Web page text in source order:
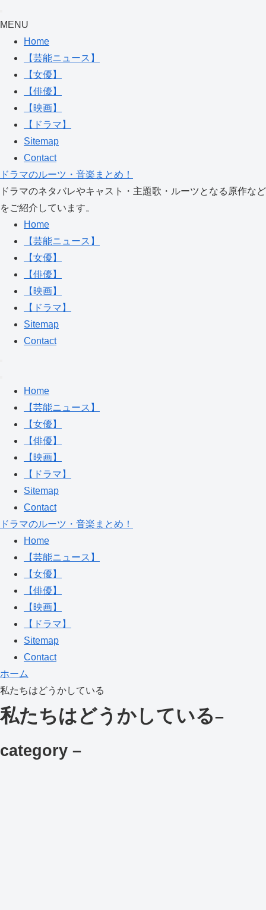
MENU
Home
【芸能ニュース】
【女優】
【俳優】
【映画】
【ドラマ】
Sitemap
Contact
ドラマのルーツ・音楽まとめ！
ドラマのネタバレやキャスト・主題歌・ルーツとなる原作など
をご紹介しています。
Home
【芸能ニュース】
【女優】
【俳優】
【映画】
【ドラマ】
Sitemap
Contact
Home
【芸能ニュース】
【女優】
【俳優】
【映画】
【ドラマ】
Sitemap
Contact
ドラマのルーツ・音楽まとめ！
Home
【芸能ニュース】
【女優】
【俳優】
【映画】
【ドラマ】
Sitemap
Contact
ホーム
私たちはどうかしている
私たちはどうかしている–
category –